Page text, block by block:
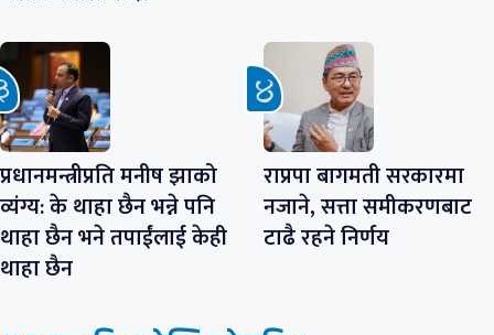
प्रधानमन्त्रीप्रति मनीष झाको
व्यंग्य: के थाहा छैन भन्ने पनि
थाहा छैन भने तपाईंलाई केही
थाहा छैन
राप्रपा बागमती सरकारमा
नजाने, सत्ता समीकरणबाट
टाढै रहने निर्णय